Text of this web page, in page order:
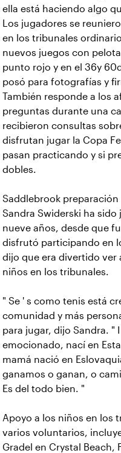
ella está haciendo algo
Los jugadores se
en los tribunales
nuevos juegos con
punto rojo y en el 36y
posó para fotografías y
También responde a los
preguntas durante una
recibieron consultas
disfrutan jugar la Copa
pasan practicando y si
dobles.
Saddlebrook
Sandra Swiderski ha
nueve años, desde que
disfrutó participando en
dijo que era divertido ver
niños en los tribunales.
" Se ' s como tenis está
comunidad y más
para jugar, dijo Sandra. "
emocionado, nací en
mamá nació en
ganamos o ganan, o
Es del todo bien. "
Apoyo a los niños en los
varios voluntarios,
Gradel en Crystal Beach,